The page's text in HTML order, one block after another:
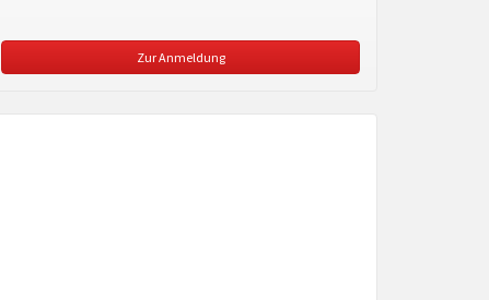
Zur Anmeldung